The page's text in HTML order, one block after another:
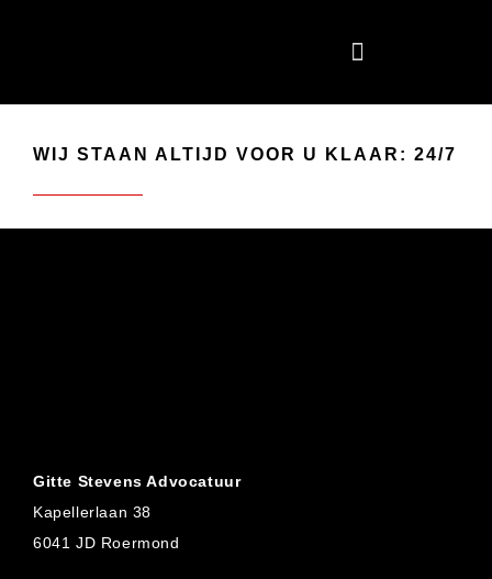
WIJ STAAN ALTIJD VOOR U KLAAR: 24/7
Gitte Stevens Advocatuur
Kapellerlaan 38
6041 JD Roermond